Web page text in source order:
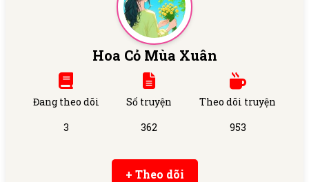
Hoa Cỏ Mùa Xuân
Đang theo dõi
3
Số truyện
362
Theo dõi truyện
953
+ Theo dõi